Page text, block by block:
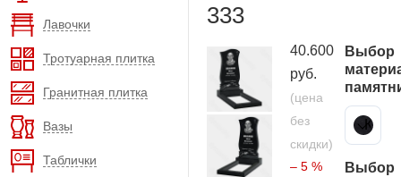
Лавочки
Тротуарная плитка
Гранитная плитка
Вазы
Таблички
333
40.600
руб.
(цена
без
скидки)
– 5 %
Выбор
Карельский гранит
Выбор